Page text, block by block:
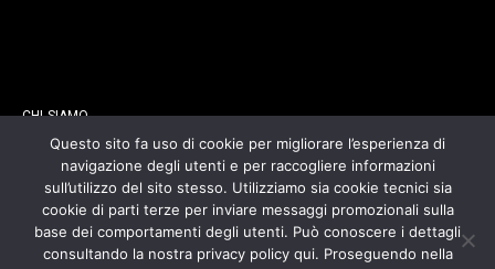
CHI SIAMO
CONTATTI
COOKIES POLICY
Questo sito fa uso di cookie per migliorare l’esperienza di
navigazione degli utenti e per raccogliere informazioni
sull’utilizzo del sito stesso. Utilizziamo sia cookie tecnici sia
cookie di parti terze per inviare messaggi promozionali sulla
base dei comportamenti degli utenti. Può conoscere i dettagli
consultando la nostra privacy policy qui. Proseguendo nella